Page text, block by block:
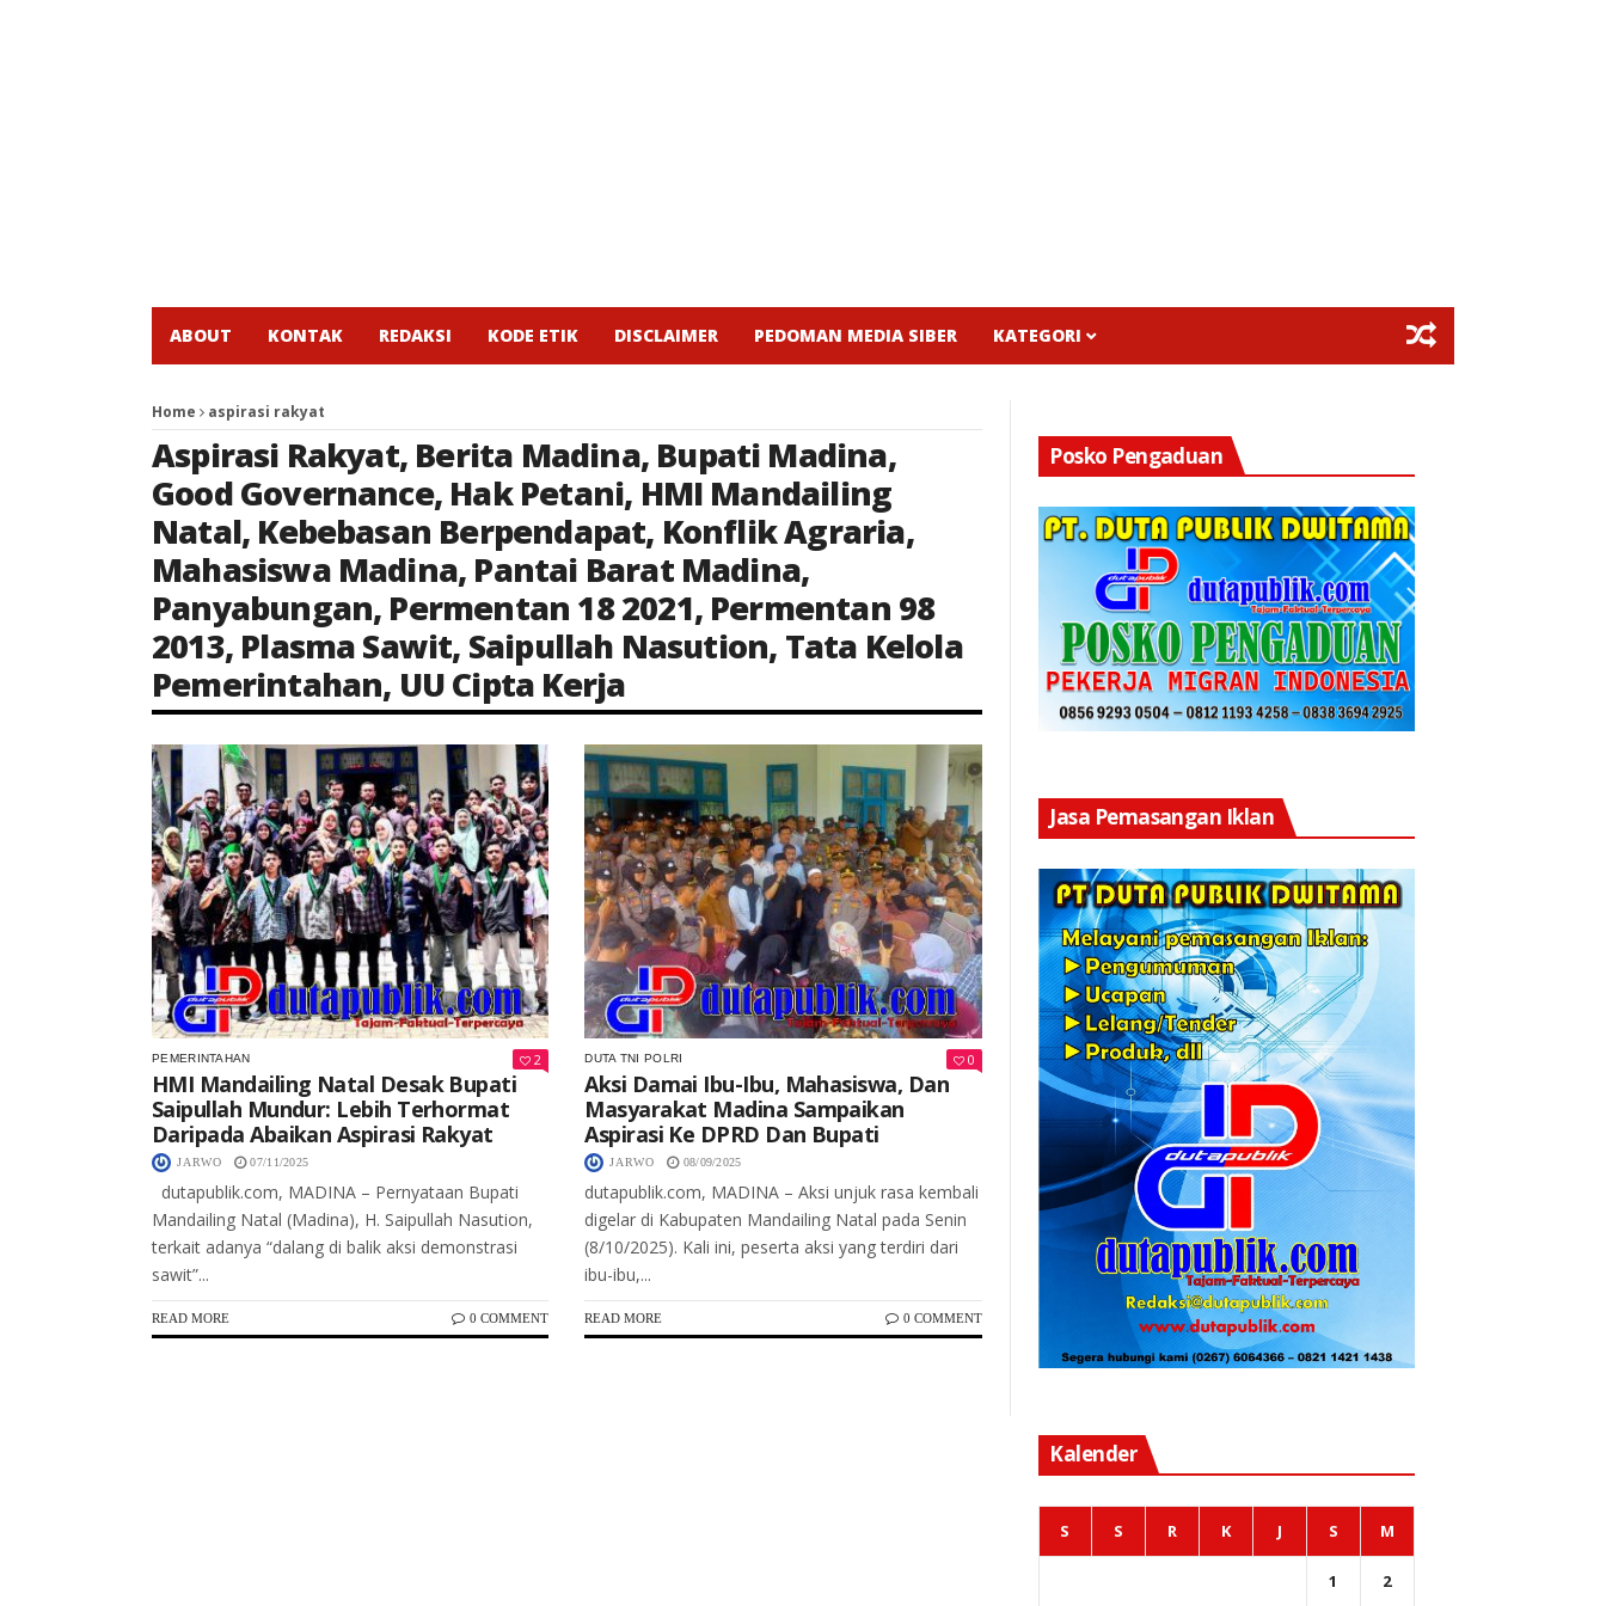
ABOUT KONTAK REDAKSI KODE ETIK DISCLAIMER PEDOMAN MEDIA SIBER KATEGORI
Home aspirasi rakyat
Aspirasi Rakyat, Berita Madina, Bupati Madina,
Good Governance, Hak Petani, HMI Mandailing
Natal, Kebebasan Berpendapat, Konflik Agraria,
Mahasiswa Madina, Pantai Barat Madina,
Panyabungan, Permentan 18 2021, Permentan 98
2013, Plasma Sawit, Saipullah Nasution, Tata Kelola
Pemerintahan, UU Cipta Kerja
Keterangan Gambar: Kader Himpunan Mahasiswa Islam (HMI) Cabang Mandailing Natal berfoto bersama usai menyampaikan pernyataan sikap terkait isu plasma sawit di Panyabungan, Kamis (7/11/2025).
PEMERINTAHAN 2
HMI Mandailing Natal Desak Bupati
Saipullah Mundur: Lebih Terhormat
Daripada Abaikan Aspirasi Rakyat
JARWO 07/11/2025
dutapublik.com, MADINA – Pernyataan Bupati
Mandailing Natal (Madina), H. Saipullah Nasution,
terkait adanya “dalang di balik aksi demonstrasi
sawit”...
READ MORE 0 COMMENT
Keterangan Gambar: Massa aksi yang terdiri dari ibu-ibu, mahasiswa, dan masyarakat menyampaikan aspirasi di depan kantor DPRD Mandailing Natal dengan pengawalan ketat aparat kepolisian.
DUTA TNI POLRI 0
Aksi Damai Ibu-Ibu, Mahasiswa, Dan
Masyarakat Madina Sampaikan
Aspirasi Ke DPRD Dan Bupati
JARWO 08/09/2025
dutapublik.com, MADINA – Aksi unjuk rasa kembali
digelar di Kabupaten Mandailing Natal pada Senin
(8/10/2025). Kali ini, peserta aksi yang terdiri dari
ibu-ibu,...
READ MORE 0 COMMENT
Posko Pengaduan
Jasa Pemasangan Iklan
Kalender
S S R K J S M
1 2